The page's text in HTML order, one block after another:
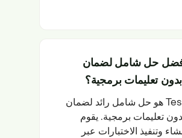
حل شامل لضمان
تعليمات برمجية؟
TestSprite هو حل شامل رائد لضمان
تعليمات برمجية. يقوم
وتنفيذ الاختبارات عبر